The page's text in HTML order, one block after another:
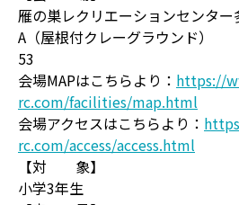
雁の巣レクリエーションセンター
A（屋根付クレーグラウンド）
53
会場MAPはこちらより： https://
rc.com/facilities/map.html
会場アクセスはこちらより：
rc.com/access/access.html
【対 象】
小学3年生